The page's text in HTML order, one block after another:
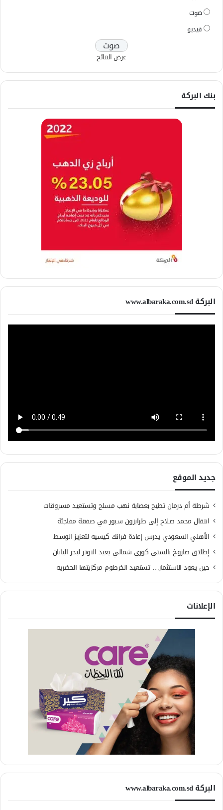
صوت
فيديو
عرض النتائج
بنك البركة
البركة www.albaraka.com.sd
جديد الموقع
شرطة أم درمان تطيح بعصابة نهب مسلح وتستعيد مسروقات
انتقال محمد صلاح إلى طرابزون سبور في صفقة مفاجئة
الأهلي السعودي يدرس إعادة فرانك كيسيه لتعزيز الوسط
إطلاق صاروخ بالستي كوري شمالي يعيد التوتر لبحر اليابان
حين يعود الاستثمار… تستعيد الخرطوم مركزيتها الحضرية
الإعلانات
البركة www.albaraka.com.sd